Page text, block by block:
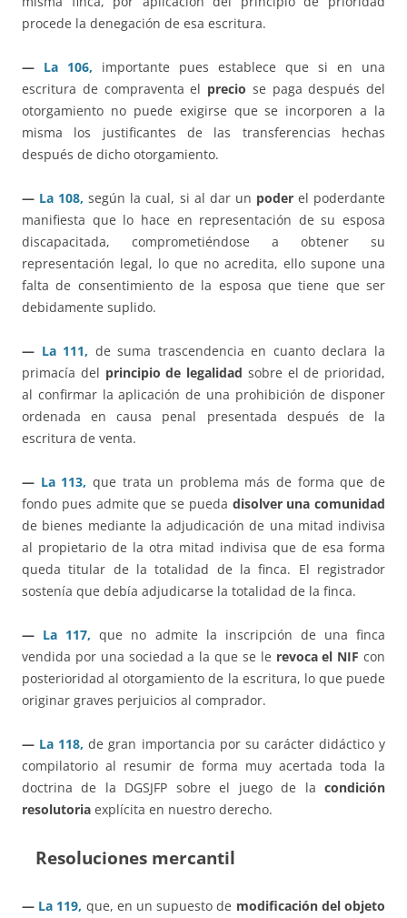
procede la denegación de esa escritura.
— La 106,
importante pues establece que si en una
escritura de compraventa el precio se paga después del
otorgamiento no puede exigirse que se incorporen a la
misma los justificantes de las transferencias hechas
después de dicho otorgamiento.
— La 108, según la cual, si al dar un poderel poderdante
manifiesta que lo hace en representación de su esposa
discapacitada, comprometiéndose a obtener su
representación legal, lo que no acredita, ello supone una
falta de consentimiento de la esposa que tiene que ser
debidamente suplido.
— La 111, de suma trascendencia en cuanto declara la
primacía del principio de legalidad sobre el de prioridad,
al confirmar la aplicación de una prohibición de disponer
ordenada en causa penal presentada después de la
escritura de venta.
— La 113, que trata un problema más de forma que de
fondo pues admite que se pueda disolver una comunidad
de bienes mediante la adjudicación de una mitad indivisa
al propietario de la otra mitad indivisa que de esa forma
queda titular de la totalidad de la finca. El registrador
sostenía que debía adjudicarse la totalidad de la finca.
— La 117, que no admite la inscripción de una finca
vendida por una sociedad a la que se le revoca el NIF con
posterioridad al otorgamiento de la escritura, lo que puede
originar graves perjuicios al comprador.
— La 118, de gran importancia por su carácter didáctico y
compilatorio al resumir de forma muy acertada toda la
doctrina de la DGSJFP sobre el juego de la condición
resolutoria explícita en nuestro derecho.
Resoluciones mercantil
— La 119, que, en un supuesto de modificación del objeto